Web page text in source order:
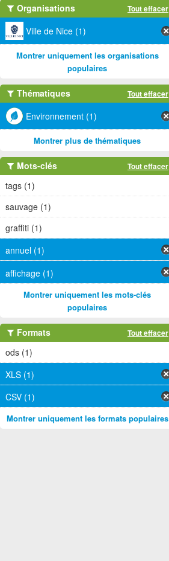
Organisations Tout effacer
Ville de Nice (1)
Montrer uniquement les organisations
populaires
Thématiques Tout effacer
Environnement (1)
Montrer plus de thématiques
Mots-clés Tout effacer
tags (1)
sauvage (1)
graffiti (1)
annuel (1)
affichage (1)
Montrer uniquement les mots-clés
populaires
Formats Tout effacer
ods (1)
XLS (1)
CSV (1)
Montrer uniquement les formats populaires